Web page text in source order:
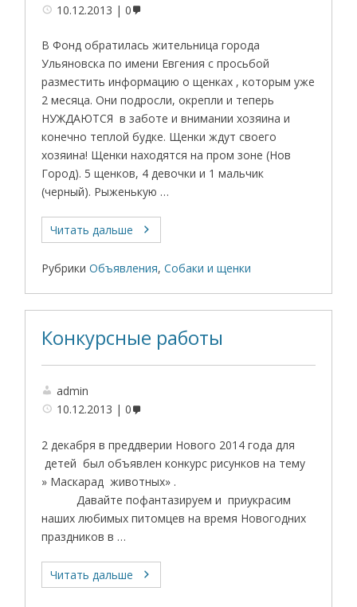
10.12.2013
0
В Фонд обратилась жительница города
Ульяновска по имени Евгения с просьбой
разместить информацию о щенках , которым уже
2 месяца. Они подросли, окрепли и теперь
НУЖДАЮТСЯ в заботе и внимании хозяина и
конечно теплой будке. Щенки ждут своего
хозяина! Щенки находятся на пром зоне (Нов
Город). 5 щенков, 4 девочки и 1 мальчик
(черный). Рыженькую …
Читать дальше
Рубрики Объявления,Собаки и щенки
Конкурсные работы
admin
10.12.2013
0
2 декабря в преддверии Нового 2014 года для
детей был объявлен конкурс рисунков на тему
» Маскарад животных» .
Давайте пофантазируем и приукрасим
наших любимых питомцев на время Новогодних
праздников в …
Читать дальше